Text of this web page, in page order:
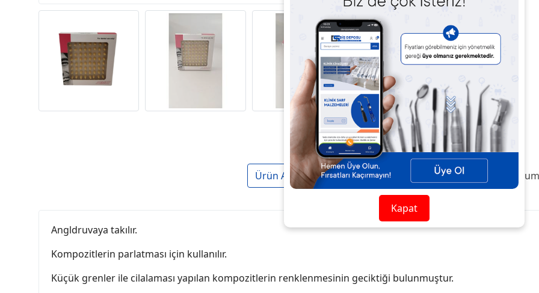
Ürün Açıklaması Taksit / Ödeme Seçenekleri Ürün
Angldruvaya takılır.
Kompozitlerin parlatması için kullanılır.
Küçük grenler ile cilalaması yapılan kompozitlerin renklenmesinin geciktiği bulunmuştur.
Kapat